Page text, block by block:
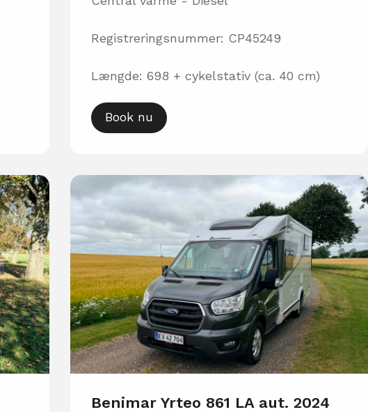
Registreringsnummer: CP45249
Længde: 698 + cykelstativ (ca. 40 cm)
Book nu
Benimar Yrteo 861 LA aut. 2024